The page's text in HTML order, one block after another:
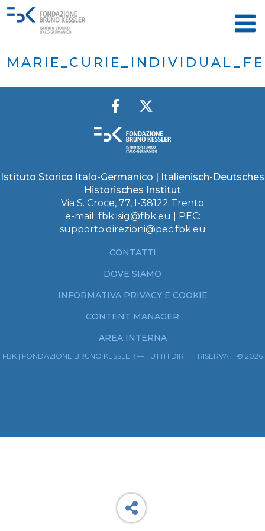
Istituto Storico Italo-Germanico | Italienisch-Deutsches
Historisches Institut
Via S. Croce, 77, I-38122 Trento
e-mail: fbk.isig@fbk.eu | PEC:
supporto.direzioni@pec.fbk.eu
CONTATTI
DOVE SIAMO
INFORMATIVA PRIVACY E COOKIE
CONTENT MANAGER
AREA INTERNA
FBK | FONDAZIONE BRUNO KESSLER — TUTTI I DIRITTI RISERVATI © 2026